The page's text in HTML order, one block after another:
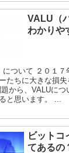
VALU（
わかりや
について ２０１７
たちに大きな損
から、VALUに
と思います。 ...
ビットコ
てあるの